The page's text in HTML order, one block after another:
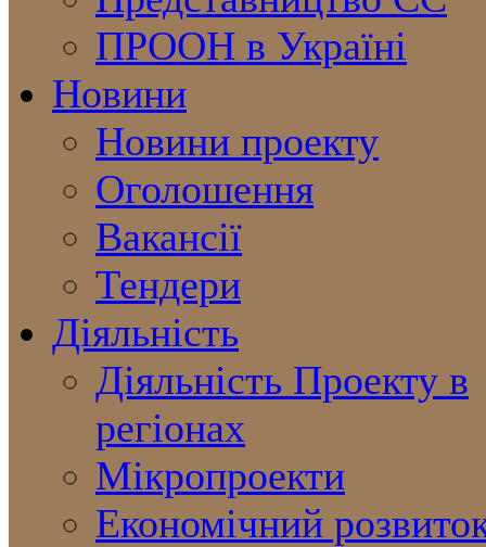
ПРООН в Україні
Новини
Новини проекту
Оголошення
Вакансії
Тендери
Діяльність
Діяльність Проекту в
регіонах
Мікропроекти
Економічний